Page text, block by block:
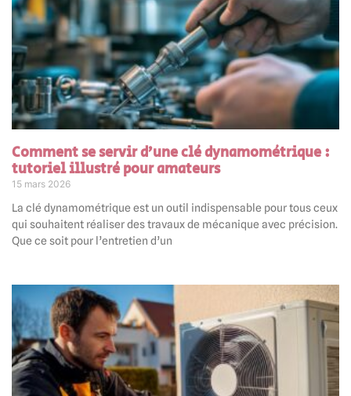
Comment se servir d’une clé dynamométrique :
tutoriel illustré pour amateurs
15 mars 2026
La clé dynamométrique est un outil indispensable pour tous ceux
qui souhaitent réaliser des travaux de mécanique avec précision.
Que ce soit pour l’entretien d’un